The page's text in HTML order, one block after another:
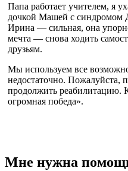
Папа работает учителем, я
дочкой Машей с синдромом
Ирина — сильная, она
мечта — снова ходить
друзьям.
Мы используем все
недостаточно. Пожалуйста,
продолжить
огромная победа».
Мне нужна